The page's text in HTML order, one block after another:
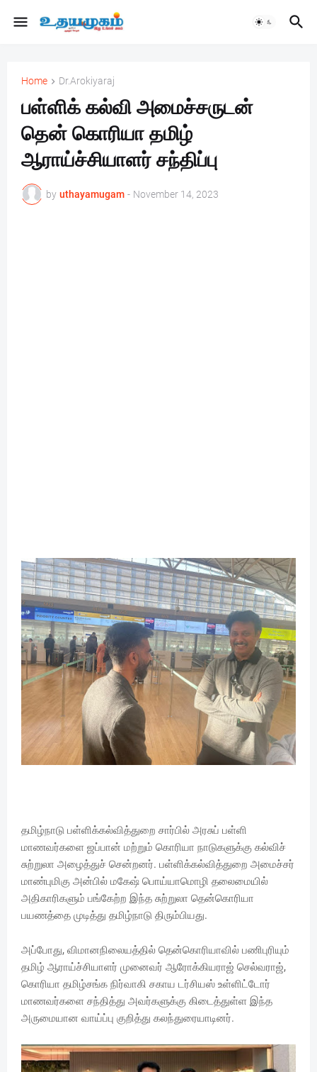
Home Dr.Arokiyaraj
பள்ளிக் கல்வி அமைச்சருடன்
தென் கொரியா தமிழ்
ஆராய்ச்சியாளர் சந்திப்பு
by uthayamugam - November 14, 2023
தமிழ்நாடு பள்ளிக்கல்வித்துறை சார்பில் அரசுப் பள்ளி
மாணவர்களை ஜப்பான் மற்றும் கொரியா நாடுகளுக்கு கல்விச்
சுற்றுலா அழைத்துச் சென்றனர். பள்ளிக்கல்வித்துறை அமைச்சர்
மாண்புமிகு அன்பில் மகேஷ் பொய்யாமொழி தலைமையில்
அதிகாரிகளும் பங்கேற்ற இந்த சுற்றுலா தென்கொரியா
பயணத்தை முடித்து தமிழ்நாடு திரும்பியது.
அப்போது, விமானநிலையத்தில் தென்கொரியாவில் பணிபுரியும்
தமிழ் ஆராய்ச்சியாளர் முனைவர் ஆரோக்கியராஜ் செல்வராஜ்,
கொரியா தமிழ்சங்க நிர்வாகி சகாய டர்சியஸ் உள்ளிட்டோர்
மாணவர்களை சந்தித்து அவர்களுக்கு கிடைத்துள்ள இந்த
அருமையான வாய்ப்பு குறித்து கலந்துரையாடினர்.